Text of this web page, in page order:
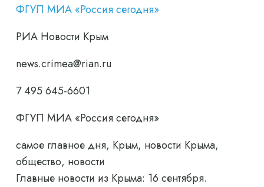
ФГУП МИА «Россия сегодня»
РИА Новости Крым
news.crimea@rian.ru
7 495 645-6601
ФГУП МИА «Россия сегодня»
самое главное дня, Крым, новости Крыма,
общество, новости
Главные новости из Крыма: 16 сентября.